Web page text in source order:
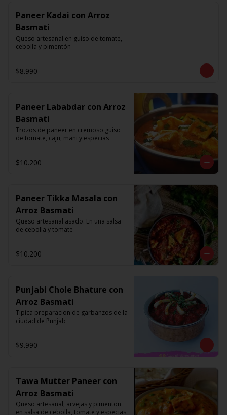
Paneer Kadai con Arroz
Basmati
Queso artesanal en guiso de tomate,
cebolla y pimentón
$8.990
Paneer Lababdar con Arroz
Basmati
Trozos de paneer en cremoso guiso
de tomate, caju, mani y especias
$10.200
Paneer Tikka Masala con
Arroz Basmati
Queso artesanal asado. En una salsa
de cebolla y tomate
$10.200
Punjabi Chole Bhature con
Arroz Basmati
Tipica preparacion de garbanzos de la
ciudad de Punjab
$9.990
Tawa Mutter Paneer con
Arroz Basmati
Queso artesanal, arvejas y pimenton
en salsa de cebolla, tomate y especias